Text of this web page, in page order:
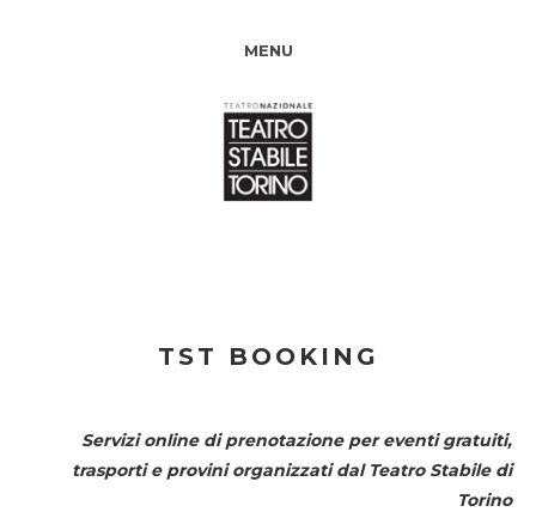
MENU
TST BOOKING
Servizi online di prenotazione per eventi gratuiti,
trasporti e provini organizzati dal Teatro Stabile di
Torino